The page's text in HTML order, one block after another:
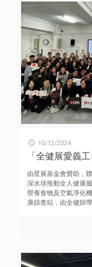
10/12/2024
「全健展愛義
由星展基金會贊助，
深水埗推動全人健康
營養食物及空氣淨化
康篩查站，由全健師